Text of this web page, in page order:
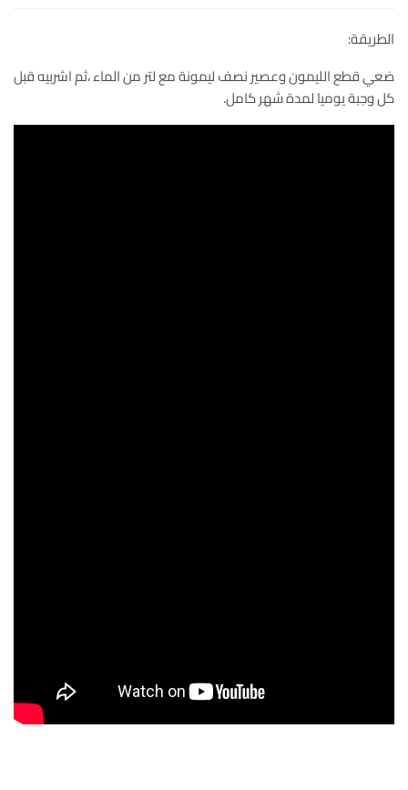
الطريقة:
ضعي قطع الليمون وعصير نصف ليمونة مع لتر من الماء ،ثم اشربيه قبل
كل وجبة يوميا لمدة شهر كامل.